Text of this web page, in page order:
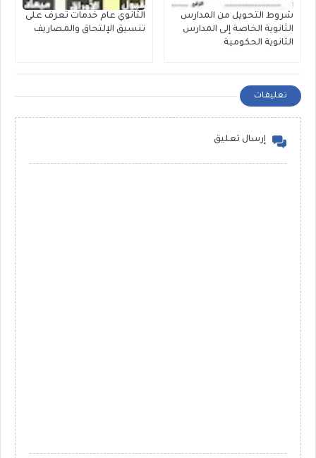
شروط التحويل من المدارس
الثانوية الخاصة إلى المدارس
الثانوية الحكومية
الثانوي عام خدمات تعرف على
تنسيق الإلتحاق والمصاريف
تعليقات
إرسال تعليق